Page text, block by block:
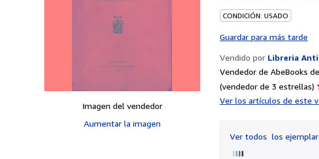
Imagen del vendedor
Aumentar la imagen
CONDICIÓN: USADO
Guardar para más tarde
Vendido por Libreria
Vendedor de AbeBooks
(vendedor de 3 estrellas)
Ver los artículos de este
Ver todos los